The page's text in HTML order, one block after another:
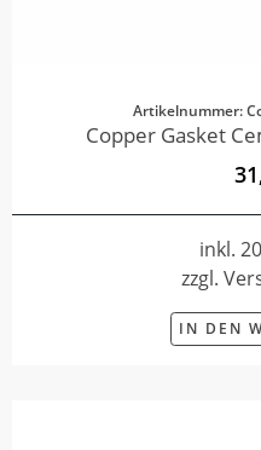
Artikelnummer:
Copper Gasket
inkl.
zzgl.
IN DEN